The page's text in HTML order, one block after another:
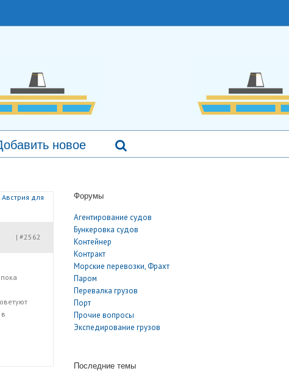
новое
для
#2562
|
Форумы
Агентирование судов
Бункеровка судов
Контейнер
Контракт
Морские перевозки, Фрахт
Паром
Перевалка грузов
Порт
Прочие вопросы
Экспедирование грузов
Последние темы